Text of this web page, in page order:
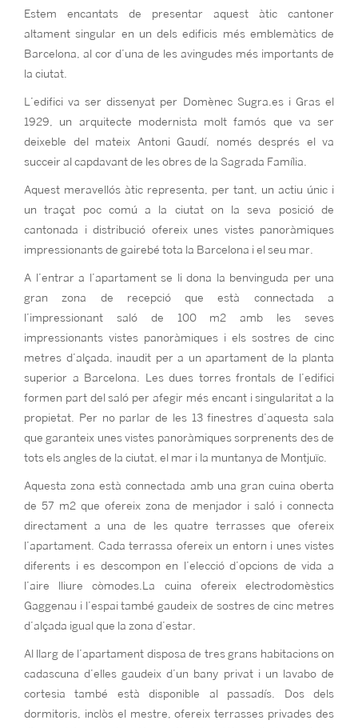
Estem encantats de presentar aquest àtic cantoner
altament singular en un dels edificis més emblemàtics de
Barcelona, al cor d’una de les avingudes més importants de
la ciutat.
L’edifici va ser dissenyat per Domènec Sugra.es i Gras el
1929, un arquitecte modernista molt famós que va ser
deixeble del mateix Antoni Gaudí, només després el va
succeir al capdavant de les obres de la Sagrada Família.
Aquest meravellós àtic representa, per tant, un actiu únic i
un traçat poc comú a la ciutat on la seva posició de
cantonada i distribució ofereix unes vistes panoràmiques
impressionants de gairebé tota la Barcelona i el seu mar.
A l’entrar a l’apartament se li dona la benvinguda per una
gran zona de recepció que està connectada a
l’impressionant saló de 100 m2 amb les seves
impressionants vistes panoràmiques i els sostres de cinc
metres d’alçada, inaudit per a un apartament de la planta
superior a Barcelona. Les dues torres frontals de l’edifici
formen part del saló per afegir més encant i singularitat a la
propietat. Per no parlar de les 13 finestres d’aquesta sala
que garanteix unes vistes panoràmiques sorprenents des de
tots els angles de la ciutat, el mar i la muntanya de Montjuïc.
Aquesta zona està connectada amb una gran cuina oberta
de 57 m2 que ofereix zona de menjador i saló i connecta
directament a una de les quatre terrasses que ofereix
l’apartament. Cada terrassa ofereix un entorn i unes vistes
diferents i es descompon en l’elecció d’opcions de vida a
l’aire lliure còmodes.La cuina ofereix electrodomèstics
Gaggenau i l’espai també gaudeix de sostres de cinc metres
d’alçada igual que la zona d’estar.
Al llarg de l’apartament disposa de tres grans habitacions on
cadascuna d’elles gaudeix d’un bany privat i un lavabo de
cortesia també està disponible al passadís. Dos dels
dormitoris, inclòs el mestre, ofereix terrasses privades des